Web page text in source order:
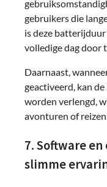
gebruikers die
is deze batterijduur
volledige dag door
Daarnaast,
geactiveerd, kan
worden verlengd,
avonturen of
7. Software
slimme